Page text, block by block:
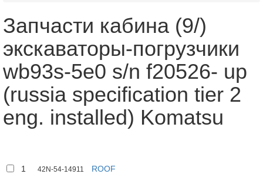
Запчасти кабина (9/)
экскаваторы-погрузчики
wb93s-5e0 s/n f20526- up
(russia specification tier 2
eng. installed) Komatsu
1 42N-54-14911 ROOF